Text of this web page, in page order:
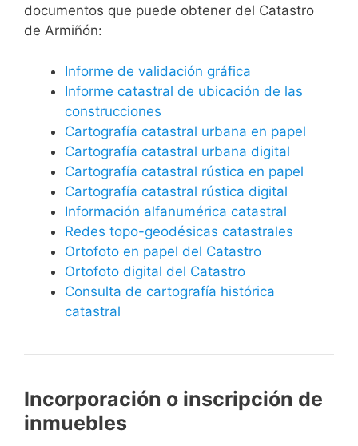
documentos que puede obtener del Catastro
de Armiñón:
Informe de validación gráfica
Informe catastral de ubicación de las
construcciones
Cartografía catastral urbana en papel
Cartografía catastral urbana digital
Cartografía catastral rústica en papel
Cartografía catastral rústica digital
Información alfanumérica catastral
Redes topo-geodésicas catastrales
Ortofoto en papel del Catastro
Ortofoto digital del Catastro
Consulta de cartografía histórica
catastral
Incorporación o inscripción de
inmuebles